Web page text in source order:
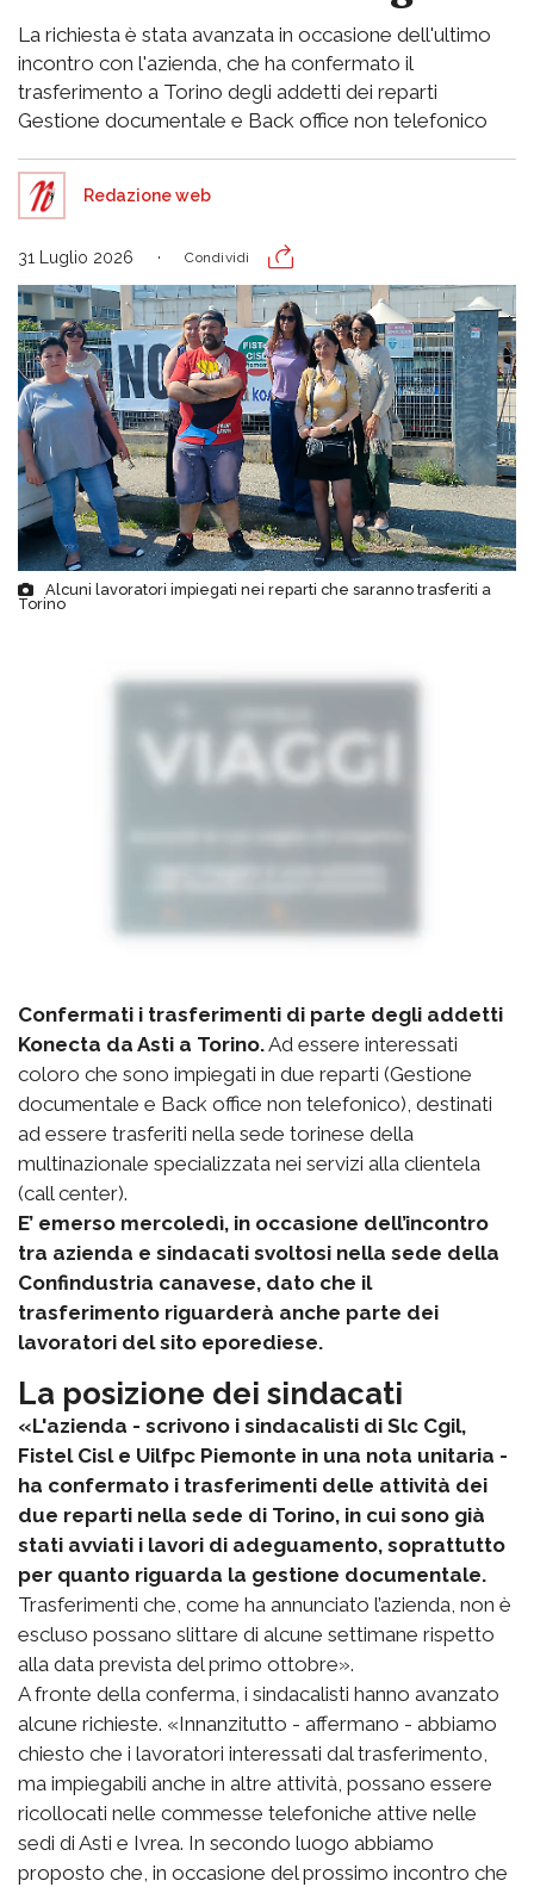
La richiesta è stata avanzata in occasione dell'ultimo
incontro con l'azienda, che ha confermato il
trasferimento a Torino degli addetti dei reparti
Gestione documentale e Back office non telefonico
Redazione web
31 Luglio 2026 Condividi
Alcuni lavoratori impiegati nei reparti che saranno trasferiti a
Torino
Confermati i trasferimenti di parte degli addetti
Konecta da Asti a Torino.Ad essere interessati
coloro che sono impiegati in due reparti (Gestione
documentale e Back office non telefonico), destinati
ad essere trasferiti nella sede torinese della
multinazionale specializzata nei servizi alla clientela
(call center).
E’ emerso mercoledì, in occasione dell’incontro
tra azienda e sindacati svoltosi nella sede della
Confindustria canavese, dato che il
trasferimento riguarderà anche parte dei
lavoratori del sito eporediese.
La posizione dei sindacati
«L'azienda - scrivono i sindacalisti di Slc Cgil,
Fistel Cisl e Uilfpc Piemonte in una nota unitaria -
ha confermato i trasferimenti delle attività dei
due reparti nella sede di Torino, in cui sono già
stati avviati i lavori di adeguamento, soprattutto
per quanto riguarda la gestione documentale.
Trasferimenti che, come ha annunciato l’azienda, non è
escluso possano slittare di alcune settimane rispetto
alla data prevista del primo ottobre».
A fronte della conferma, i sindacalisti hanno avanzato
alcune richieste. «Innanzitutto - affermano - abbiamo
chiesto che i lavoratori interessati dal trasferimento,
ma impiegabili anche in altre attività, possano essere
ricollocati nelle commesse telefoniche attive nelle
sedi di Asti e Ivrea. In secondo luogo abbiamo
proposto che, in occasione del prossimo incontro che